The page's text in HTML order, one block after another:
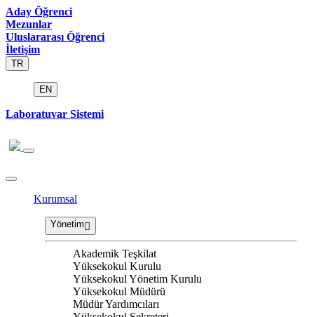
Aday Öğrenci
Mezunlar
Uluslararası Öğrenci
İletişim
TR
EN
Laboratuvar Sistemi
Kurumsal
Yönetim
Akademik Teşkilat
Yüksekokul Kurulu
Yüksekokul Yönetim Kurulu
Yüksekokul Müdürü
Müdür Yardımcıları